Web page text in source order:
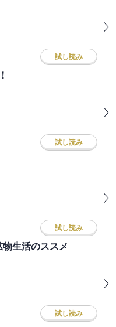
試し読み
試し読み
試し読み
生活のススメ
試し読み